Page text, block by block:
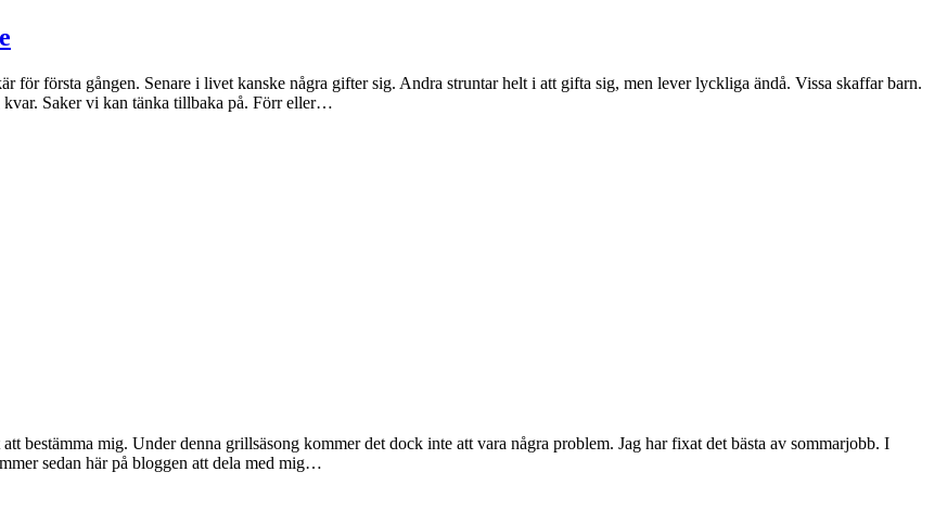
för första gången. Senare i livet kanske några gifter sig. Andra struntar helt i att gifta sig, men lever lyckliga ändå. Vissa skaffar barn.
Saker vi kan tänka tillbaka på. Förr eller…
bestämma mig. Under denna grillsäsong kommer det dock inte att vara några problem. Jag har fixat det bästa av sommarjobb. I
sedan här på bloggen att dela med mig…